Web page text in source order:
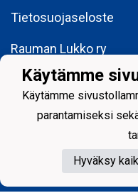
Tietosuojaseloste
Rauman Lukko ry
26100 Rauma
Powered by
Käytämme
Käytämme
parantamiseksi
Hyväksy